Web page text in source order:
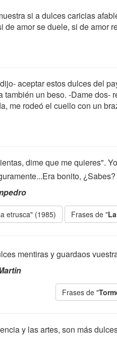
si a dulces caricias
de amor se duele, si de amor
aceptar estos dulces del
también un beso. -Dame dos-
me rodeó el cuello con un
dime que me quieres".
bonito,
etrusca" (1985) Frases de "
mentiras y guardaos
Frases de "
y las artes, son más